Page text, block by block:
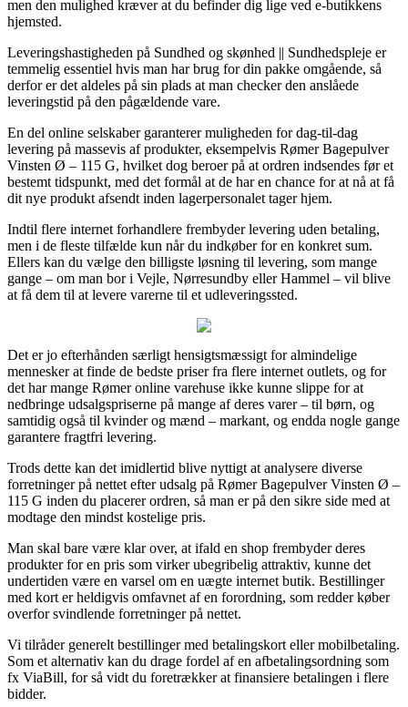
men den mulighed kræver at du befinder dig lige ved e-butikkens
hjemsted.
Leveringshastigheden på Sundhed og skønhed || Sundhedspleje er
temmelig essentiel hvis man har brug for din pakke omgående, så
derfor er det aldeles på sin plads at man checker den anslåede
leveringstid på den pågældende vare.
En del online selskaber garanterer muligheden for dag-til-dag
levering på massevis af produkter, eksempelvis Rømer Bagepulver
Vinsten Ø – 115 G, hvilket dog beroer på at ordren indsendes før et
bestemt tidspunkt, med det formål at de har en chance for at nå at få
dit nye produkt afsendt inden lagerpersonalet tager hjem.
Indtil flere internet forhandlere frembyder levering uden betaling,
men i de fleste tilfælde kun når du indkøber for en konkret sum.
Ellers kan du vælge den billigste løsning til levering, som mange
gange – om man bor i Vejle, Nørresundby eller Hammel – vil blive
at få dem til at levere varerne til et udleveringssted.
Det er jo efterhånden særligt hensigtsmæssigt for almindelige
mennesker at finde de bedste priser fra flere internet outlets, og for
det har mange Rømer online varehuse ikke kunne slippe for at
nedbringe udsalgspriserne på mange af deres varer – til børn, og
samtidig også til kvinder og mænd – markant, og endda nogle gange
garantere fragtfri levering.
Trods dette kan det imidlertid blive nyttigt at analysere diverse
forretninger på nettet efter udsalg på Rømer Bagepulver Vinsten Ø –
115 G inden du placerer ordren, så man er på den sikre side med at
modtage den mindst kostelige pris.
Man skal bare være klar over, at ifald en shop frembyder deres
produkter for en pris som virker ubegribelig attraktiv, kunne det
undertiden være en varsel om en uægte internet butik. Bestillinger
med kort er heldigvis omfavnet af en forordning, som redder køber
overfor svindlende forretninger på nettet.
Vi tilråder generelt bestillinger med betalingskort eller mobilbetaling.
Som et alternativ kan du drage fordel af en afbetalingsordning som
fx ViaBill, for så vidt du foretrækker at finansiere betalingen i flere
bidder.